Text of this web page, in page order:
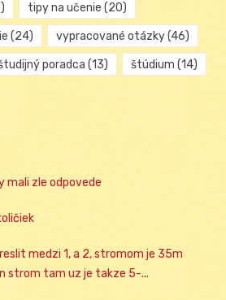
tipy na učenie (20)
(24) vypracované otázky(46)
poradca (13) štúdium (14)
mali zle odpovede
medzi 1, a 2, stromom je 35m
strom tam uz je takze 5-...